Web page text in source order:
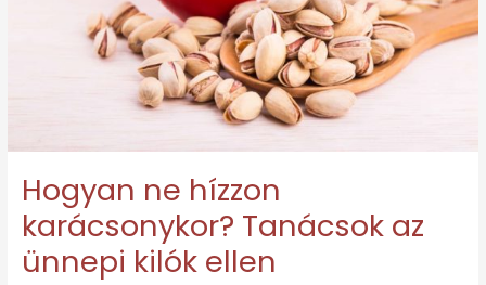
Hogyan ne hízzon
karácsonykor? Tanácsok az
ünnepi kilók ellen
ünnepi